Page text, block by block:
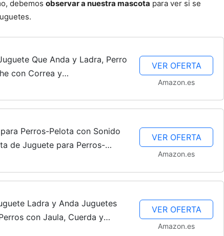
Fotos
Cachorros
debemos observar a nuestra mascota para ver si se
Que Anda y Ladra, Perro
con Correa y
3 4 5 6 7 8...
VER OFERTA
Amazon.es
Perros-Pelota con Sonido
de Juguete para Perros-
VER OFERTA
Amazon.es
Ladra y Anda Juguetes
con Jaula, Cuerda y
VER OFERTA
Amazon.es